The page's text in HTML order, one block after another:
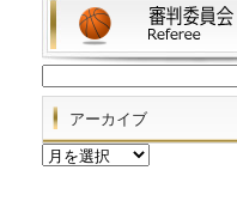
索:
アーカイブ
ア